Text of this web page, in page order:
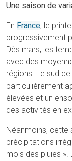
Une saison de
En France, le
progressivement
Dès mars, les
avec des
régions. Le sud
particulièrement
élevées et un
des activités en
Néanmoins, cette
précipitations
mois des pluies